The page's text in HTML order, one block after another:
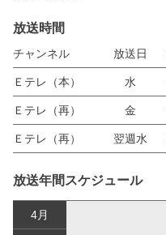
放送時間
チャンネル 放送日
Ｅテレ（本） 水
Ｅテレ（再） 金
Ｅテレ（再） 翌週水
放送年間スケジュール
4月